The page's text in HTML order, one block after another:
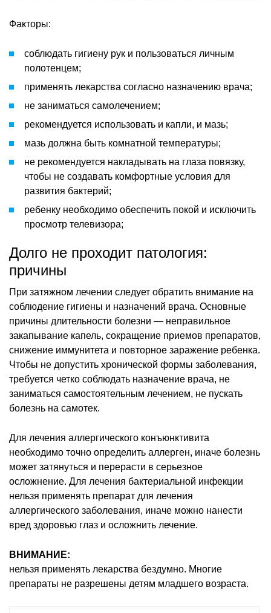
Факторы:
соблюдать гигиену рук и пользоваться личным
полотенцем;
применять лекарства согласно назначению врача;
не заниматься самолечением;
рекомендуется использовать и капли, и мазь;
мазь должна быть комнатной температуры;
не рекомендуется накладывать на глаза повязку,
чтобы не создавать комфортные условия для
развития бактерий;
ребенку необходимо обеспечить покой и исключить
просмотр телевизора;
Долго не проходит патология:
причины
При затяжном лечении следует обратить внимание на
соблюдение гигиены и назначений врача. Основные
причины длительности болезни — неправильное
закапывание капель, сокращение приемов препаратов,
снижение иммунитета и повторное заражение ребенка.
Чтобы не допустить хронической формы заболевания,
требуется четко соблюдать назначение врача, не
заниматься самостоятельным лечением, не пускать
болезнь на самотек.
Для лечения аллергического конъюнктивита
необходимо точно определить аллерген, иначе болезнь
может затянуться и перерасти в серьезное
осложнение. Для лечения бактериальной инфекции
нельзя применять препарат для лечения
аллергического заболевания, иначе можно нанести
вред здоровью глаз и осложнить лечение.
ВНИМАНИЕ:
нельзя применять лекарства бездумно. Многие
препараты не разрешены детям младшего возраста.